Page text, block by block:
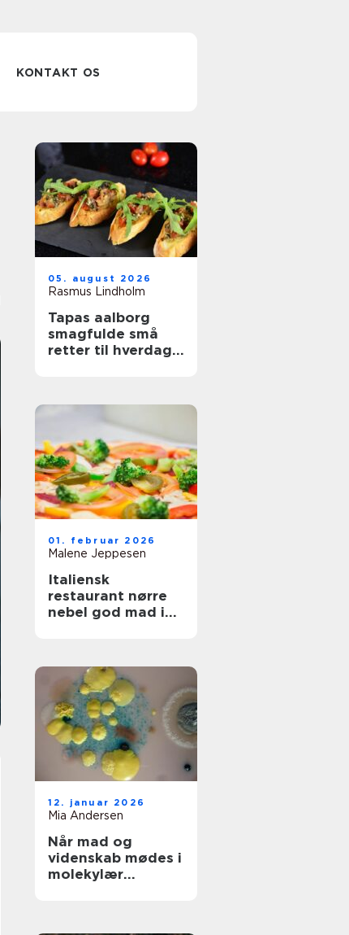
KONTAKT OS
05. august 2026
Rasmus Lindholm
Tapas aalborg
smagfulde små
retter til hverdag
01. februar 2026
Malene Jeppesen
Italiensk
restaurant nørre
nebel god mad i
12. januar 2026
Mia Andersen
Når mad og
videnskab mødes i
molekylær